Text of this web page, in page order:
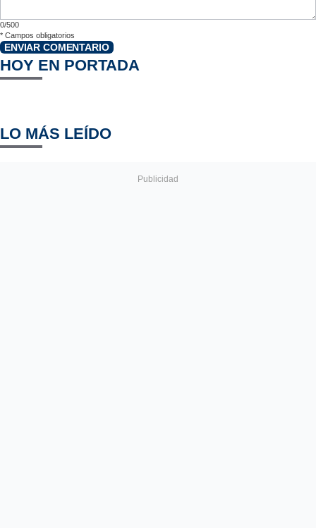
0/500
* Campos obligatorios
ENVIAR COMENTARIO
HOY EN PORTADA
LO MÁS LEÍDO